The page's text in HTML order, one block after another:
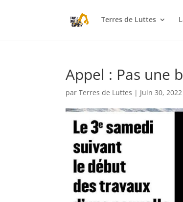
Terres de Luttes
Appel : Pas une
parTerres de Luttes | Juin 30, 2022